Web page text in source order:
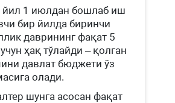
йил 1 июлдан бошлаб иш
бир йилда биринчи
даврининг фақат 5
ҳақ тўлайди – қолган
давлат бюджети ўз
олади.
шунга асосан фақат